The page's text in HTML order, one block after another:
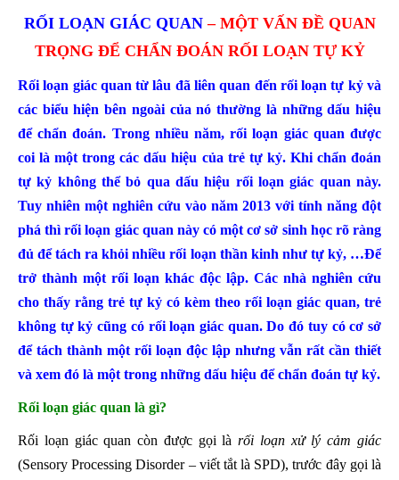
RỐI LOẠN GIÁC QUAN – MỘT VẤN ĐỀ QUAN
TRỌNG ĐỂ CHẨN ĐOÁN RỐI LOẠN TỰ KỶ
Rối loạn giác quan từ lâu đã liên quan đến rối loạn tự kỷ và
các biểu hiện bên ngoài của nó thường là những dấu hiệu
để chẩn đoán. Trong nhiều năm, rối loạn giác quan được
coi là một trong các dấu hiệu của trẻ tự kỷ. Khi chẩn đoán
tự kỷ không thể bỏ qua dấu hiệu rối loạn giác quan này.
Tuy nhiên một nghiên cứu vào năm 2013 với tính năng đột
phá thì rối loạn giác quan này có một cơ sở sinh học rõ ràng
đủ để tách ra khỏi nhiều rối loạn thần kinh như tự kỷ, …Để
trở thành một rối loạn khác độc lập. Các nhà nghiên cứu
cho thấy rằng trẻ tự kỷ có kèm theo rối loạn giác quan, trẻ
không tự kỷ cũng có rối loạn giác quan. Do đó tuy có cơ sở
để tách thành một rối loạn độc lập nhưng vẫn rất cần thiết
và xem đó là một trong những dấu hiệu để chẩn đoán tự kỷ.
Rối loạn giác quan là gì?
Rối loạn giác quan còn được gọi làrối loạn xử lý cảm giác
(Sensory Processing Disorder – viết tắt là SPD), trước đây gọi là